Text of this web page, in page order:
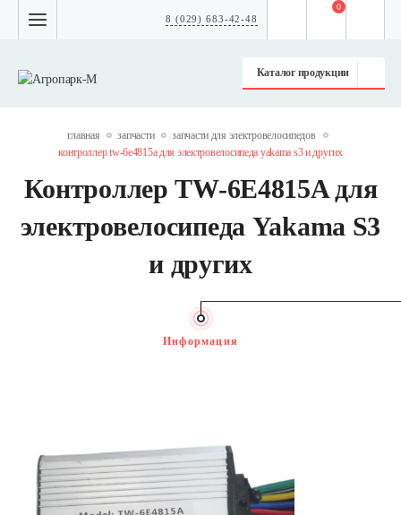
8 (029) 683-42-48
Каталог продукции
0
главная запчасти
запчасти для электровелосипедов
контроллер tw-6e4815a для электровелосипеда yakama s3 и других
Контроллер TW-6E4815A для
электровелосипеда Yakama S3
и других
Информация